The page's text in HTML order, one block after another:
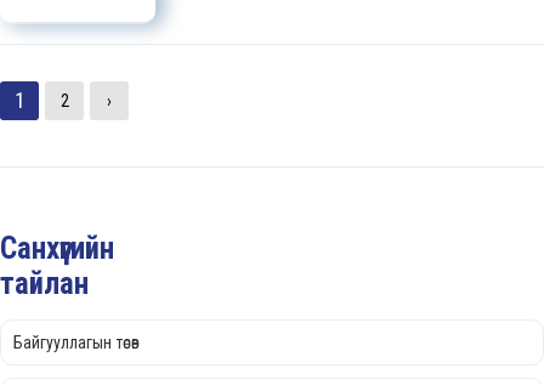
1 2 ›
Санхүүгийн
тайлан
Байгууллагын төсөв